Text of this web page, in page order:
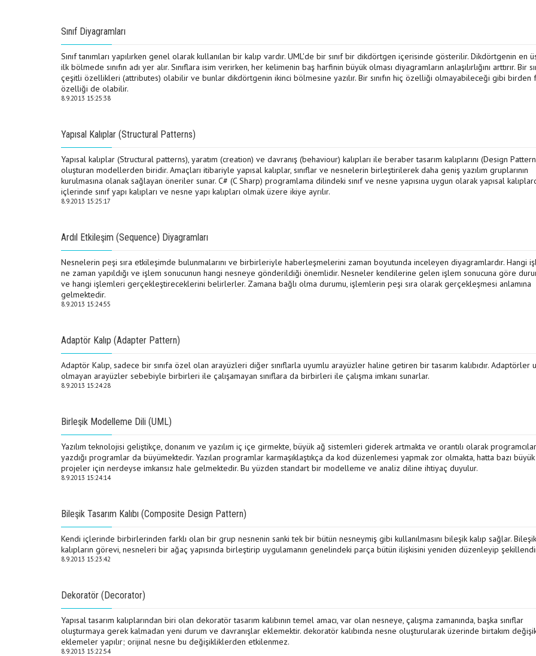
Sınıf Diyagramları
Sınıf tanımları yapılırken genel olarak kullanılan bir kalıp vardır. UML'de bir sınıf bir dikdörtgen içerisinde gösterilir. Dikdörtgenin en
ilk bölmede sınıfın adı yer alır. Sınıflara isim verirken, her kelimenin baş harfinin büyük olması diyagramların anlaşılırlığını arttırır. Bir
çeşitli özellikleri (attributes) olabilir ve bunlar dikdörtgenin ikinci bölmesine yazılır. Bir sınıfın hiç özelliği olmayabileceği gibi birden
özelliği de olabilir.
8.9.2013 15:25:38
Yapısal Kalıplar (Structural Patterns)
Yapısal kalıplar (Structural patterns), yaratım (creation) ve davranış (behaviour) kalıpları ile beraber tasarım kalıplarını (Design
oluşturan modellerden biridir. Amaçları itibariyle yapısal kalıplar, sınıflar ve nesnelerin birleştirilerek daha geniş yazılım gruplarının
kurulmasına olanak sağlayan öneriler sunar. C# (C Sharp) programlama dilindeki sınıf ve nesne yapısına uygun olarak yapısal
içlerinde sınıf yapı kalıpları ve nesne yapı kalıpları olmak üzere ikiye ayrılır.
8.9.2013 15:25:17
Ardıl Etkileşim (Sequence) Diyagramları
Nesnelerin peşi sıra etkileşimde bulunmalarını ve birbirleriyle haberleşmelerini zaman boyutunda inceleyen diyagramlardır. Hangi
ne zaman yapıldığı ve işlem sonucunun hangi nesneye gönderildiği önemlidir. Nesneler kendilerine gelen işlem sonucuna göre
ve hangi işlemleri gerçekleştireceklerini belirlerler. Zamana bağlı olma durumu, işlemlerin peşi sıra olarak gerçekleşmesi anlamına
gelmektedir.
8.9.2013 15:24:55
Adaptör Kalıp (Adapter Pattern)
Adaptör Kalıp, sadece bir sınıfa özel olan arayüzleri diğer sınıflarla uyumlu arayüzler haline getiren bir tasarım kalıbıdır. Adaptörler
olmayan arayüzler sebebiyle birbirleri ile çalışamayan sınıflara da birbirleri ile çalışma imkanı sunarlar.
8.9.2013 15:24:28
Birleşik Modelleme Dili (UML)
Yazılım teknolojisi geliştikçe, donanım ve yazılım iç içe girmekte, büyük ağ sistemleri giderek artmakta ve orantılı olarak
yazdığı programlar da büyümektedir. Yazılan programlar karmaşıklaştıkça da kod düzenlemesi yapmak zor olmakta, hatta bazı büyük
projeler için nerdeyse imkansız hale gelmektedir. Bu yüzden standart bir modelleme ve analiz diline ihtiyaç duyulur.
8.9.2013 15:24:14
Bileşik Tasarım Kalıbı (Composite Design Pattern)
Kendi içlerinde birbirlerinden farklı olan bir grup nesnenin sanki tek bir bütün nesneymiş gibi kullanılmasını bileşik kalıp sağlar. Bileşik
kalıpların görevi, nesneleri bir ağaç yapısında birleştirip uygulamanın genelindeki parça bütün ilişkisini yeniden düzenleyip
8.9.2013 15:23:42
Dekoratör (Decorator)
Yapısal tasarım kalıplarından biri olan dekoratör tasarım kalıbının temel amacı, var olan nesneye, çalışma zamanında, başka sınıflar
oluşturmaya gerek kalmadan yeni durum ve davranışlar eklemektir. dekoratör kalıbında nesne oluşturularak üzerinde birtakım
eklemeler yapılır; orijinal nesne bu değişikliklerden etkilenmez.
8.9.2013 15:22:54